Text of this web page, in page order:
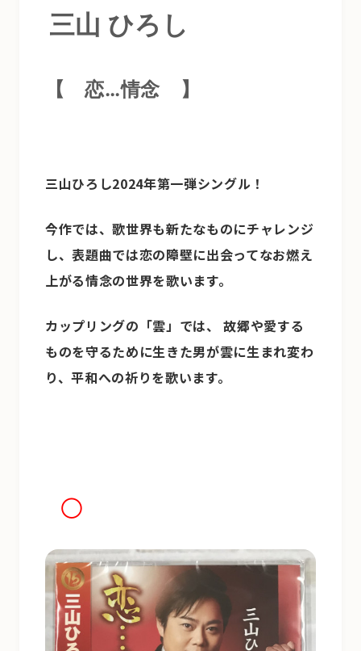
三山 ひろし
【 恋…情念 】
三山ひろし2024年第一弾シングル！
今作では、歌世界も新たなものにチャレンジ
し、表題曲では恋の障壁に出会ってなお燃え
上がる情念の世界を歌います。
カップリングの「雲」では、故郷や愛する
ものを守るために生きた男が雲に生まれ変わ
り、平和への祈りを歌います。
◯